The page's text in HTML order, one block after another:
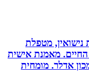
מטפלת
מאמנת אישית
מומחית